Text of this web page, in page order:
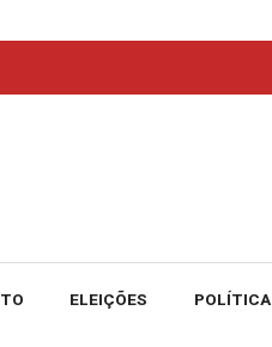
ELEIÇÕES POLÍTICA